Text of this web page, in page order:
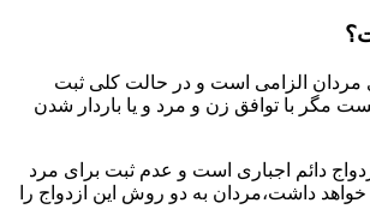
مردان الزامی است و در حالت کلی ثبت
مگر با توافق زن و مرد و یا باردار شدن
دائم اجباری است و عدم ثبت برای مرد
داشت،مردان به دو روش این ازدواج را